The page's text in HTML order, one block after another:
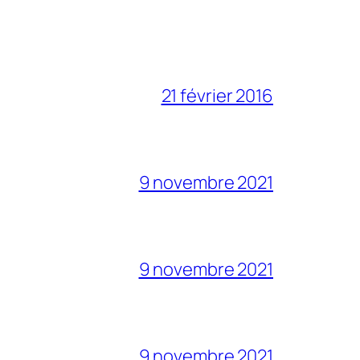
21 février 2016
9 novembre 2021
9 novembre 2021